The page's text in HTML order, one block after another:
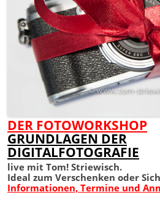
DER FOTOWORKSHOP
GRUNDLAGEN DER
DIGITALFOTOGRAFIE
live mit Tom! Striewisch.
Ideal zum Verschenken oder
Informationen, Termine und